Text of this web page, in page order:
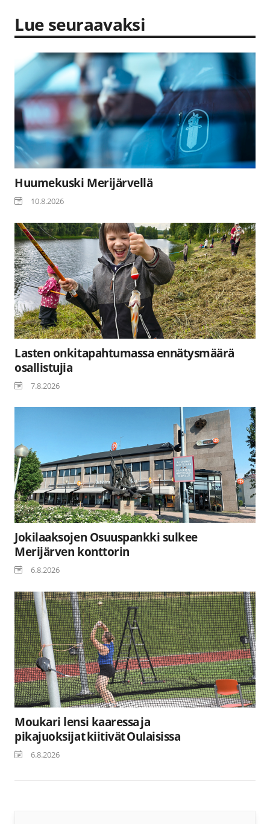
Lue seuraavaksi
Huumekuski Merijärvellä
10.8.2026
Lasten onkitapahtumassa ennätysmäärä
osallistujia
7.8.2026
Jokilaaksojen Osuuspankki sulkee
Merijärven konttorin
6.8.2026
Moukari lensi kaaressa ja
pikajuoksijat kiitivät Oulaisissa
6.8.2026